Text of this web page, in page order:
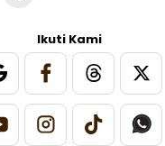
Ikuti Kami